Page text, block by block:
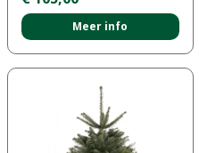
Meer info